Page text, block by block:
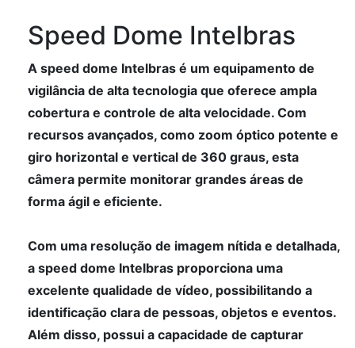
Speed Dome Intelbras
A speed dome Intelbras é um equipamento de
vigilância de alta tecnologia que oferece ampla
cobertura e controle de alta velocidade. Com
recursos avançados, como zoom óptico potente e
giro horizontal e vertical de 360 graus, esta
câmera permite monitorar grandes áreas de
forma ágil e eficiente.
Com uma resolução de imagem nítida e detalhada,
a speed dome Intelbras proporciona uma
excelente qualidade de vídeo, possibilitando a
identificação clara de pessoas, objetos e eventos.
Além disso, possui a capacidade de capturar